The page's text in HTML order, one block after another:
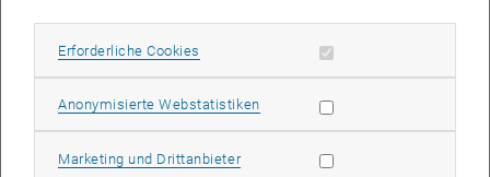
Erforderliche Cookies Erforderliche Cookies zulassen
Anonymisierte WebstatistikenStatistik Cookies zulassen
Marketing und DrittanbieterMarketing Cookies zulassen